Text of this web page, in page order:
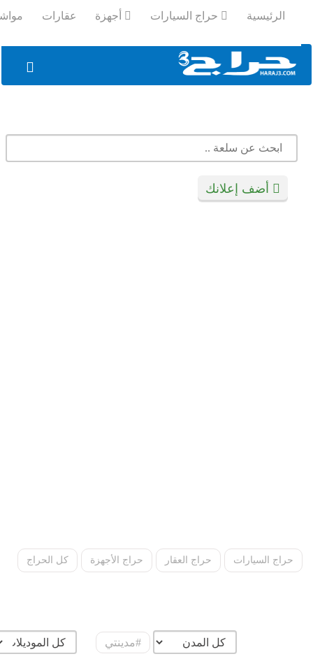
الرئيسية حراج السيارات أجهزة عقارات
تسجيل
الدخول
أضف إعلانك
حراج السيارات حراج العقار حراج الأجهزة كل الحراج
#مدينتي